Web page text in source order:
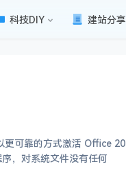
科技DIY 建站分享
可靠的方式激活 Office
程序，对系统文件没有任何